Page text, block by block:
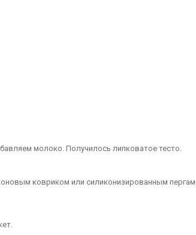
молоко. Получилось липковатое тесто.
ковриком или силиконизированным